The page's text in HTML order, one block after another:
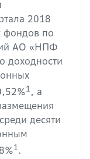
2018
фондов по
АО «НПФ
доходности
1 , а
десяти
1 .